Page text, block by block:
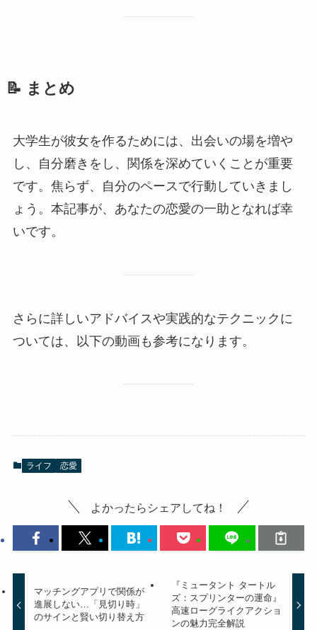
📝 まとめ
大学生が彼女を作るためには、出会いの場を増や
し、自分磨きをし、関係を深めていくことが重要
です。焦らず、自分のペースで行動していきまし
ょう。本記事が、あなたの恋愛の一助となれば幸
いです。
さらに詳しいアドバイスや実践的なテクニックに
ついては、以下の動画も参考になります。
ライフ 恋愛
よかったらシェアしてね！
マッチングアプリで関係が
進展しない…「見切り時」
のサインと賢い切り替え方
『ミュータント タートル
ズ：スプリンターの運命』
高速ローグライクアクショ
ンの魅力完全解説